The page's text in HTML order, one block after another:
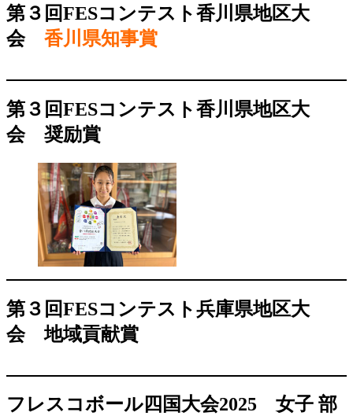
第３回FESコンテスト香川県地区大
会 香川県知事賞
第３回FESコンテスト香川県地区大
会 奨励賞
第３回FESコンテスト兵庫県地区大
会地域貢献賞
フレスコボール四国大会2025 女子 部